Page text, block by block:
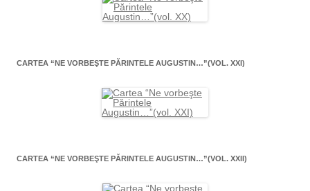
CARTEA “NE VORBEŞTE PĂRINTELE AUGUSTIN…”(VOL. XXI)
CARTEA “NE VORBEŞTE PĂRINTELE AUGUSTIN…”(VOL. XXII)